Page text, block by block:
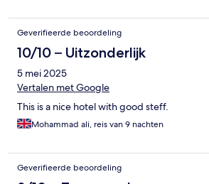
Geverifieerde beoordeling
10/10 – Uitzonderlijk
5 mei 2025
Vertalen met Google
This is a nice hotel with good steff.
Mohammad ali, reis van 9 nachten
Geverifieerde beoordeling